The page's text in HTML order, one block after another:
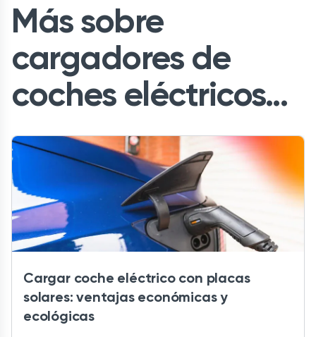
Más sobre
cargadores de
coches eléctricos...
Cargar coche eléctrico con placas
solares: ventajas económicas y
ecológicas